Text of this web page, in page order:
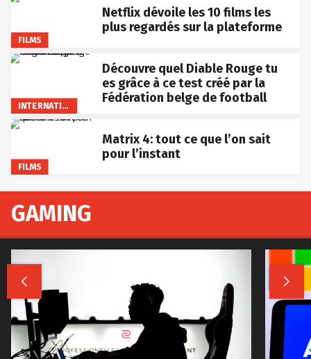
FILMS
Netflix dévoile les 10 films les
plus regardés sur la plateforme
INTERNATIONAL
Découvre quel Diable Rouge tu
es grâce à ce test créé par la
Fédération belge de football
FILMS
Matrix 4: tout ce que l’on sait
pour l’instant
GAMING
 